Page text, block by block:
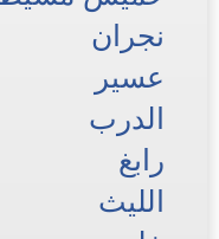
نجران
عسير
الدرب
رابغ
الليث